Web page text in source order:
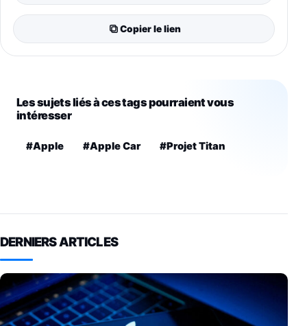
Copier le lien
Les sujets liés à ces tags pourraient vous
intéresser
#Apple #Apple Car #Projet Titan
DERNIERS ARTICLES